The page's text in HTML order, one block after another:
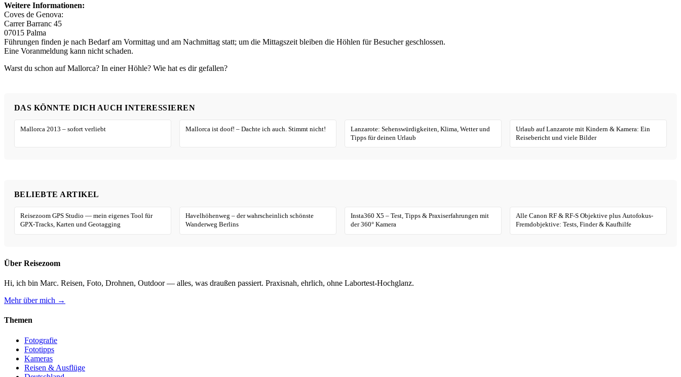
Weitere Informationen:
Coves de Genova:
Carrer Barranc 45
07015 Palma
Führungen finden je nach Bedarf am Vormittag und am Nachmittag statt; um die Mittagszeit bleiben die Höhlen für Besucher geschlossen.
Eine Voranmeldung kann nicht schaden.
Warst du schon auf Mallorca? In einer Höhle? Wie hat es dir gefallen?
DAS KÖNNTE DICH AUCH INTERESSIEREN
Mallorca 2013 – sofort verliebt Mallorca ist doof! – Dachte ich auch. Stimmt nicht!
Lanzarote: Sehenswürdigkeiten, Klima, Wetter und
Tipps für deinen Urlaub
Urlaub auf Lanzarote mit Kindern & Kamera: Ein
Reisebericht und viele Bilder
BELIEBTE ARTIKEL
Reisezoom GPS Studio — mein eigenes Tool für
GPX-Tracks, Karten und Geotagging
Havelhöhenweg – der wahrscheinlich schönste
Wanderweg Berlins
Insta360 X5 – Test, Tipps & Praxiserfahrungen mit
der 360° Kamera
Alle Canon RF & RF-S Objektive plus Autofokus-
Fremdobjektive: Tests, Finder & Kaufhilfe
Über Reisezoom
Hi, ich bin Marc. Reisen, Foto, Drohnen, Outdoor — alles, was draußen passiert. Praxisnah, ehrlich, ohne Labortest-Hochglanz.
Mehr über mich →
Themen
Fotografie
Fototipps
Kameras
Reisen & Ausflüge